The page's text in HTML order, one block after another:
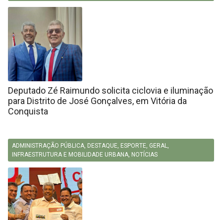
Deputado Zé Raimundo solicita ciclovia e iluminação
para Distrito de José Gonçalves, em Vitória da
Conquista
ADMINISTRAÇÃO PÚBLICA, DESTAQUE, ESPORTE, GERAL,
INFRAESTRUTURA E MOBILIDADE URBANA, NOTÍCIAS